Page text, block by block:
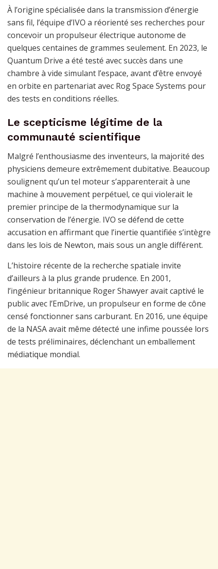
À l’origine spécialisée dans la transmission d’énergie
sans fil, l’équipe d’IVO a réorienté ses recherches pour
concevoir un propulseur électrique autonome de
quelques centaines de grammes seulement. En 2023, le
Quantum Drive a été testé avec succès dans une
chambre à vide simulant l’espace, avant d’être envoyé
en orbite en partenariat avec Rog Space Systems pour
des tests en conditions réelles.
Le scepticisme légitime de la
communauté scientifique
Malgré l’enthousiasme des inventeurs, la majorité des
physiciens demeure extrêmement dubitative. Beaucoup
soulignent qu’un tel moteur s’apparenterait à une
machine à mouvement perpétuel, ce qui violerait le
premier principe de la thermodynamique sur la
conservation de l’énergie. IVO se défend de cette
accusation en affirmant que l’inertie quantifiée s’intègre
dans les lois de Newton, mais sous un angle différent.
L’histoire récente de la recherche spatiale invite
d’ailleurs à la plus grande prudence. En 2001,
l’ingénieur britannique Roger Shawyer avait captivé le
public avec l’EmDrive, un propulseur en forme de cône
censé fonctionner sans carburant. En 2016, une équipe
de la NASA avait même détecté une infime poussée lors
de tests préliminaires, déclenchant un emballement
médiatique mondial.